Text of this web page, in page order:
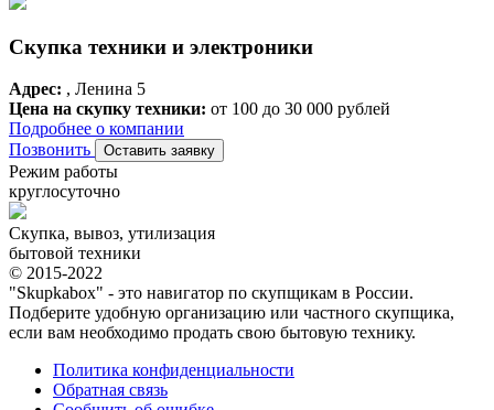
Скупка техники и электроники
Адрес: , Ленина 5
Цена на скупку техники: от 100 до 30 000 рублей
Подробнее о компании
Позвонить
Оставить заявку
Режим работы
круглосуточно
Скупка, вывоз, утилизация
бытовой техники
© 2015-2022
"Skupkabox" - это навигатор по скупщикам в России.
Подберите удобную организацию или частного скупщика,
если вам необходимо продать свою бытовую технику.
Политика конфиденциальности
Обратная связь